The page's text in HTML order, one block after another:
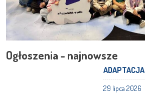
Ogłoszenia - najnowsze
ADAPTACJA
29 lipca 2026